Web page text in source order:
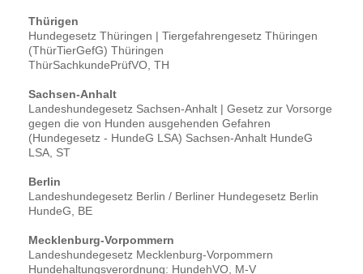
Thürigen
Hundegesetz Thüringen | Tiergefahrengesetz Thüringen
(ThürTierGefG) Thüringen
ThürSachkundePrüfVO, TH
Sachsen-Anhalt
Landeshundegesetz Sachsen-Anhalt | Gesetz zur Vorsorge
gegen die von Hunden ausgehenden Gefahren
(Hundegesetz - HundeG LSA) Sachsen-Anhalt HundeG
LSA, ST
Berlin
Landeshundegesetz Berlin / Berliner Hundegesetz Berlin
HundeG, BE
Mecklenburg-Vorpommern
Landeshundegesetz Mecklenburg-Vorpommern
Hundehaltungsverordnung: HundehVO, M-V